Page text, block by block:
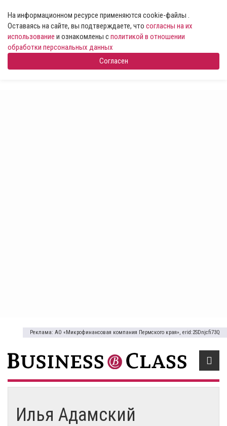
На информационном ресурсе применяются cookie-файлы .
Оставаясь на сайте, вы подтверждаете, что согласны на их
использование и ознакомлены сполитикой в отношении
обработки персональных данных
Согласен
Реклама: АО «Микрофинансовая компания Пермского края», erid:2SDnjcfi73Q
Илья Адамский